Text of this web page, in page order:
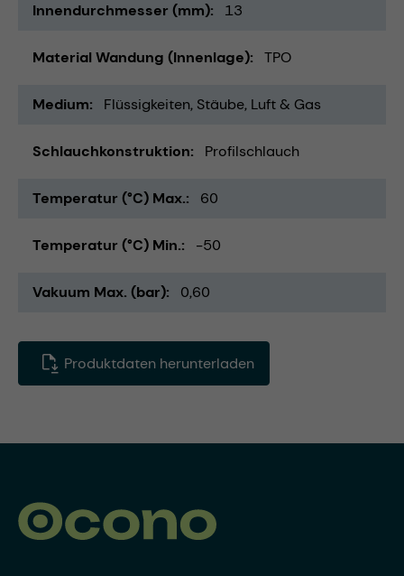
Innendurchmesser (mm) 13
Material Wandung (Innenlage) TPO
Medium Flüssigkeiten Stäube Luft & Gas
Schlauchkonstruktion Profilschlauch
Temperatur (°C) Max. 60
Temperatur (°C) Min. -50
Vakuum Max. (bar) 0,60
Produktdaten herunterladen